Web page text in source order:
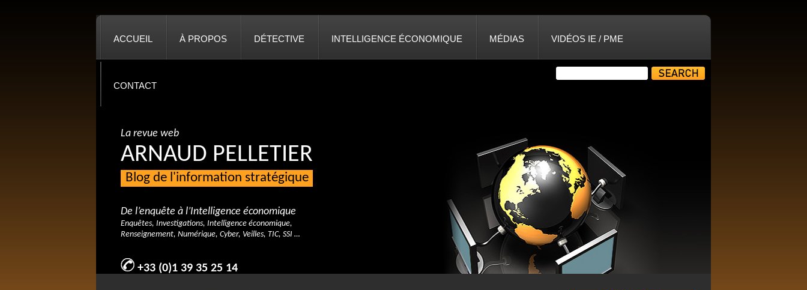
ACCUEIL À PROPOS DÉTECTIVE INTELLIGENCE ÉCONOMIQUE MÉDIAS VIDÉOS IE / PME
CONTACT
La revue web
ARNAUD PELLETIER
Blog de l'information stratégique
De l’enquête à l’Intelligence économique
Enquêtes, Investigations, Intelligence économique,
Renseignement, Numérique, Cyber, Veilles, TIC, SSI …
+33 (0)1 39 35 25 14